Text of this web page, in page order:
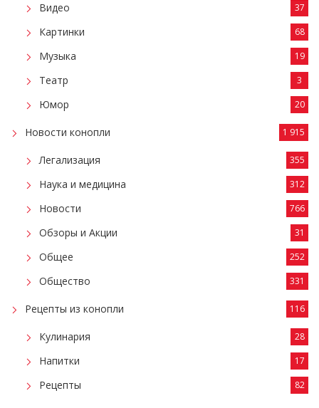
Видео 37
Картинки 68
Музыка 19
Театр 3
Юмор 20
Новости конопли 1 915
Легализация 355
Наука и медицина 312
Новости 766
Обзоры и Акции 31
Общее 252
Общество 331
Рецепты из конопли 116
Кулинария 28
Напитки 17
Рецепты 82